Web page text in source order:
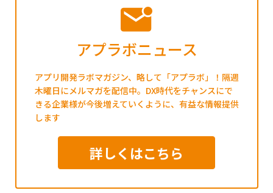
アプラボニュース
アプリ開発ラボマガジン、略して「アプラボ」！隔週
木曜日にメルマガを配信中。DX時代をチャンスにで
きる企業様が今後増えていくように、有益な情報提供
します
詳しくはこちら